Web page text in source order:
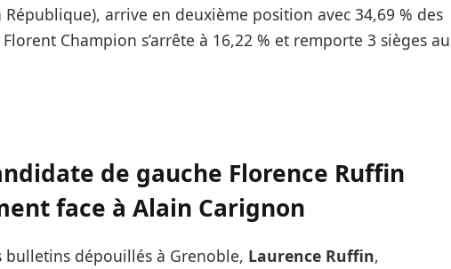
République), arrive en deuxième position avec 34,69 % des
Champion s’arrête à 16,22 % et remporte 3 sièges au
de gauche Florence Ruffin
face à Alain Carignon
bulletins dépouillés à Grenoble, Laurence Ruffin,